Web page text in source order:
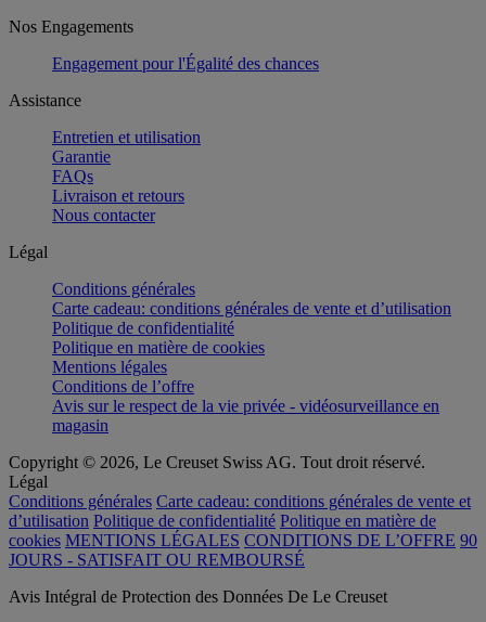
Nos Engagements
Engagement pour l'Égalité des chances
Assistance
Entretien et utilisation
Garantie
FAQs
Livraison et retours
Nous contacter
Légal
Conditions générales
Carte cadeau: conditions générales de vente et d’utilisation
Politique de confidentialité
Politique en matière de cookies
Mentions légales
Conditions de l’offre
Avis sur le respect de la vie privée - vidéosurveillance en
magasin
Copyright © 2026, Le Creuset Swiss AG. Tout droit réservé.
Légal
Conditions générales Carte cadeau: conditions générales de vente et
d’utilisation Politique de confidentialité Politique en matière de
cookies MENTIONS LÉGALES CONDITIONS DE L’OFFRE 90
JOURS - SATISFAIT OU REMBOURSÉ
Avis Intégral de Protection des Données De Le Creuset